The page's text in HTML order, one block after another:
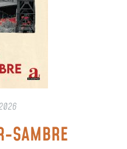
SAMBRE